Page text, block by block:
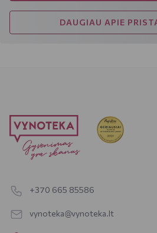
DAUGIAU APIE
+370 665 85586
vynoteka@vynoteka.lt